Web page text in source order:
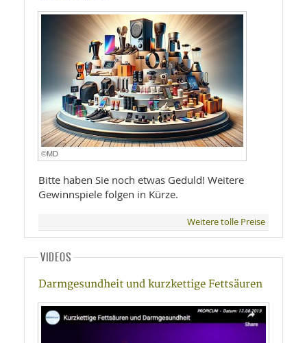
©MD
Bitte haben Sie noch etwas Geduld! Weitere
Gewinnspiele folgen in Kürze.
Weitere tolle Preise
VIDEOS
Darmgesundheit und kurzkettige Fettsäuren